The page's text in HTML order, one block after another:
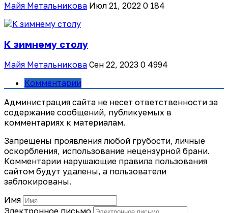
Майя Метальникова Июл 21, 2022 0 184
К зимнему столу
Майя Метальникова Сен 22, 2023 0 4994
Комментарии
Администрация сайта не несет ответственности за
содержание сообщений, публикуемых в
комментариях к материалам.
Запрещены проявления любой грубости, личные
оскорбления, использование нецензурной брани.
Комментарии нарушающие правила пользования
сайтом будут удалены, а пользователи
заблокированы.
Имя
Электронное письмо